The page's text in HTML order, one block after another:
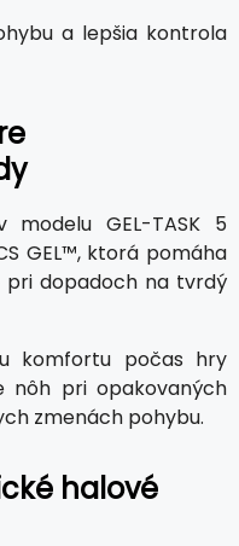
a lepšia kontrola
GEL-TASK 5
GEL™, ktorá pomáha
pri dopadoch na tvrdý
komfortu počas hry
nôh pri opakovaných
zmenách pohybu.
halové